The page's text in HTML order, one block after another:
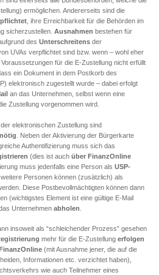
ermöglichen. Andererseits sind die
, ihre Erreichbarkeit für die Behörden im
sicherzustellen. Ausnahmen bestehen für
des Unterschreitens der
UVAs verpflichtet sind bzw. wenn – wohl eher
für die E-Zustellung nicht erfüllt
ein Dokument in dem Postkorb des
elektronisch zugestellt wurde – dabei erfolgt
an das Unternehmen, selbst wenn eine
Zustellung vorgenommen wird.
der elektronischen Zustellung sind
nötig . Neben der Aktivierung der Bürgerkarte
Authentifizierung muss sich das
(dies ist auch über FinanzOnline
muss jedenfalls eine Person als USP-
Personen können (zusätzlich) als
Diese Postbevollmächtigten können dann
(wichtigstes Element ist eine gültige E-Mail
Unternehmen abholen
insoweit als “schleichender Prozess” gesehen
mehr für die E-Zustellung erfolgen
(mit Ausnahme jener, die auf die
Informationen etc. verzichtet haben),
wie auch Teilnehmer eines